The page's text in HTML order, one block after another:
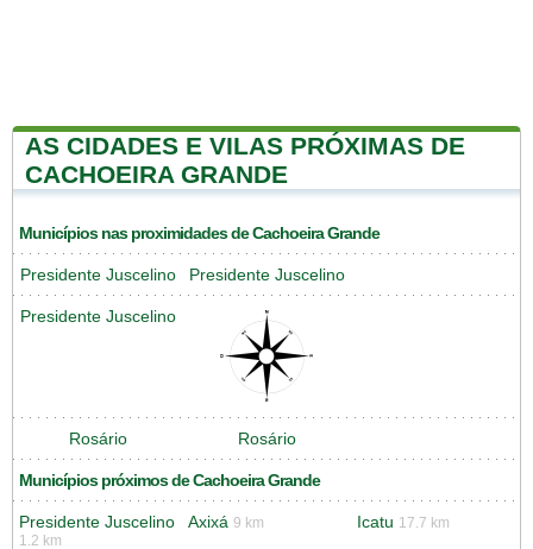
AS CIDADES E VILAS PRÓXIMAS DE
CACHOEIRA GRANDE
Municípios nas proximidades de Cachoeira Grande
Presidente Juscelino Presidente Juscelino
Presidente Juscelino
Rosário Rosário
Municípios próximos de Cachoeira Grande
Presidente Juscelino
1.2 km
Axixá 9 km Icatu 17.7 km